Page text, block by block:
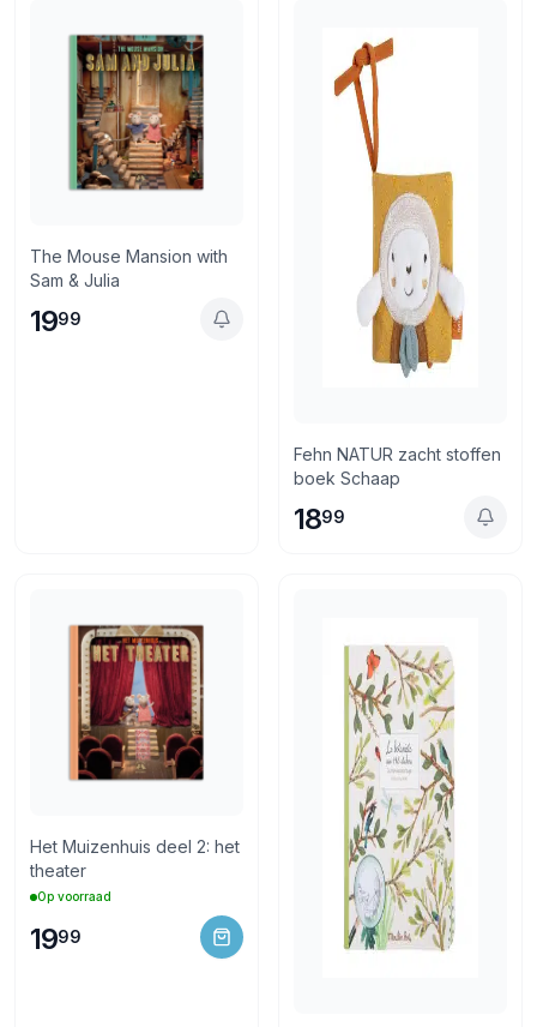
The Mouse Mansion with
Sam & Julia
1999
Fehn NATUR zacht stoffen
boek Schaap
1899
Het Muizenhuis deel 2: het
theater
Op voorraad
1999